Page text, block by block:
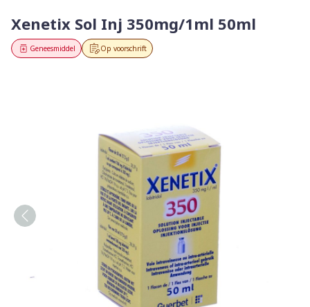
Xenetix Sol Inj 350mg/1ml 50ml
Op voorschrift
Geneesmiddel